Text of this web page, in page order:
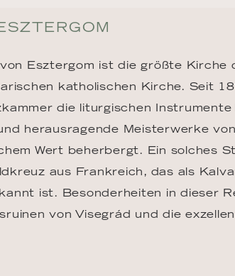
Esztergom ist die größte Kirche
katholischen Kirche. Seit
die liturgischen
herausragende Meisterwerke
Wert beherbergt. Ein solches
aus Frankreich, das als
ist. Besonderheiten in dieser
von Visegrád und die